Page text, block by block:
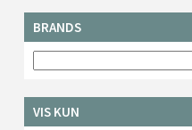
BRANDS
VIS KUN